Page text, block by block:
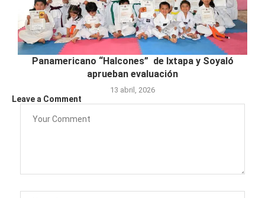
Panamericano “Halcones” de Ixtapa y Soyaló
aprueban evaluación
13 abril, 2026
Leave a Comment